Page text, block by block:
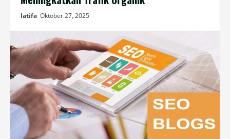
latifa Oktober 27, 2025